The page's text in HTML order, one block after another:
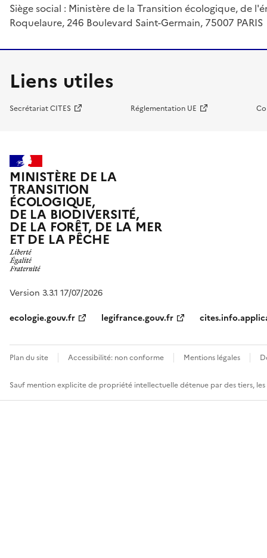
Siège social : Ministère de la Transition écologique, de
Roquelaure, 246 Boulevard Saint-Germain, 75007 PARIS
Liens utiles
Secrétariat CITES Réglementation UE
MINISTÈRE DE LA
TRANSITION
ÉCOLOGIQUE,
DE LA BIODIVERSITÉ,
DE LA FORÊT, DE LA MER
ET DE LA PÊCHE
Version 3.3.1 17/07/2026
ecologie.gouv.fr
legifrance.gouv.fr
Plan du site Accessibilité: non conforme Mentions légales
Sauf mention explicite de propriété intellectuelle détenue par des tiers,